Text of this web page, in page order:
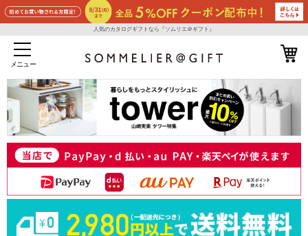
人気のカタログギフトなら『ソムリエ＠ギフト』
メニュー